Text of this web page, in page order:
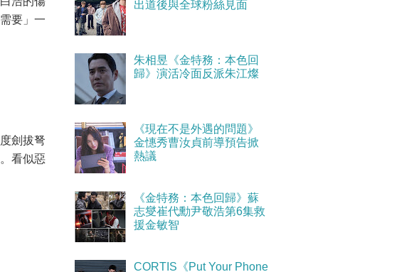
要」一
劍拔弩
看似惡
出道後與全球粉絲見面
朱相昱《金特務：本色回
歸》演活冷面反派朱江燦
《現在不是外遇的問題》
金憓秀曹汝貞前導預告掀
熱議
《金特務：本色回歸》蘇
志燮崔代勳尹敬浩第6集救
援金敏智
CORTIS《Put Your Phone